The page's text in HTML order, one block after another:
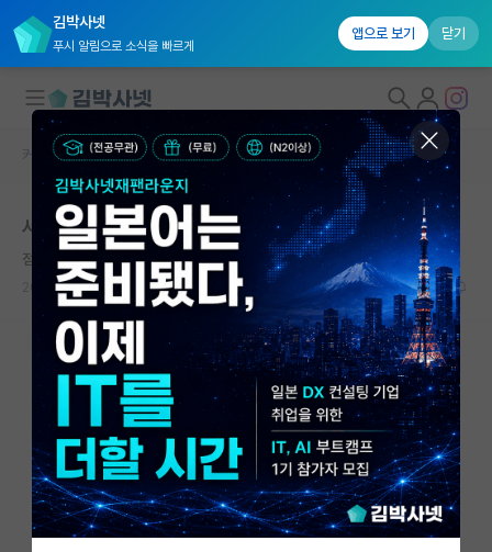
김박사넷
푸시 알림으로 소식을 빠르게
앱으로 보기 닫기
대학원생 모집
국내대학원 정보
연구실&오픈랩
커뮤니티
커뮤니티 홈
전체글보기
베스트 게시판
IF 명예의전당
자유 게시판(아무개랩)
커뮤니티 홈 자유 게시판(아무개랩)
서열싸움은 관계자일 가능성이 높습니다.
점잖은 밀턴 프리드먼
2023.06.17 2 1845